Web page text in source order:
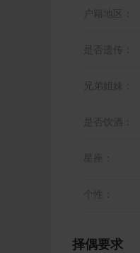
户籍地区：
是否遗传：
兄弟姐妹：
是否饮酒：
星座：
个性：
择偶要求